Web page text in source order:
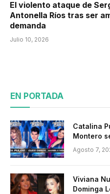
El violento ataque de
Antonella Ríos tras ser
demanda
Julio 10, 2026
EN PORTADA
Catalina
Montero
Agosto 7,
Viviana
Dominga